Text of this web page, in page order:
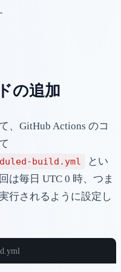
の追加
、GitHub Actions のコ
build.yml
とい
は毎日 UTC 0 時、つま
行されるように設定し